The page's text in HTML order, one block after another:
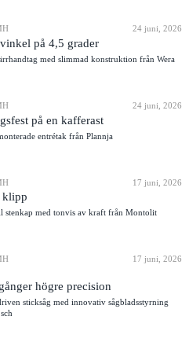
24 juni, 2026
på 4,5 grader
med slimmad konstruktion från Wera
24 juni, 2026
på en kafferast
entrétak från Plannja
17 juni, 2026
klipp
stenkap med tonvis av kraft från Montolit
17 juni, 2026
högre precision
sticksåg med innovativ sågbladsstyrning